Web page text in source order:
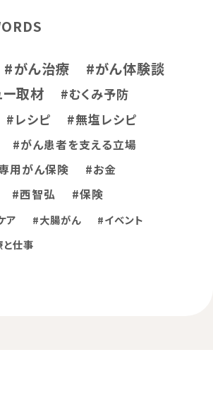
#がん治療
#がん体験談
取材
#むくみ予防
#レシピ #無塩レシピ
#がん患者を支える立場
用がん保険
#お金
#西智弘 #保険
ア #大腸がん
#イベント
仕事